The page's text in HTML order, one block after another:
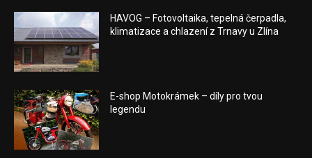
HAVOG – Fotovoltaika, tepelná čerpadla,
klimatizace a chlazení z Trnavy u Zlína
E-shop Motokrámek – díly pro tvou
legendu